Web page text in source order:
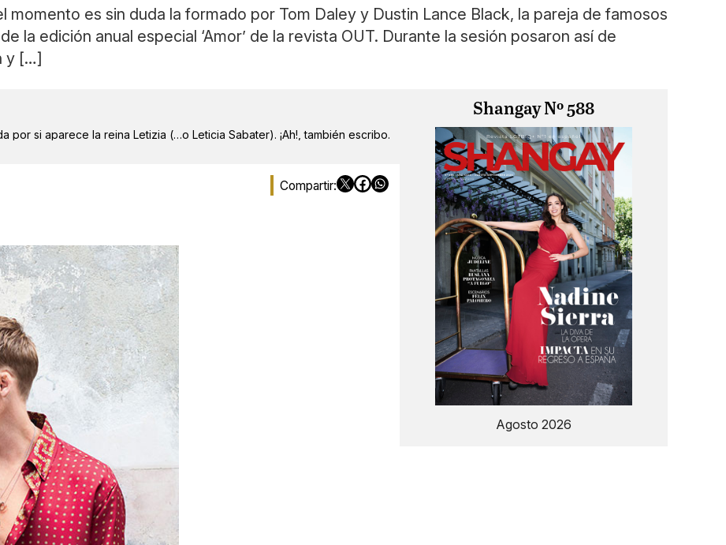
momento es sin duda la formado por Tom Daley y Dustin Lance Black, la pareja de famosos
la edición anual especial ‘Amor’ de la revista OUT. Durante la sesión posaron así de
y […]
por si aparece la reina Letizia (…o Leticia Sabater). ¡Ah!, también escribo.
Shangay Nº 588
Agosto 2026